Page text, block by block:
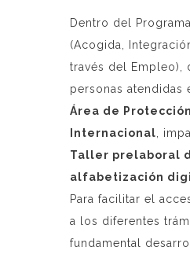
Dentro del Programa
(Acogida,
través del Empleo),
personas atendidas
Área de Protección
Internacional ,
Taller prelaboral
alfabetización
Para facilitar el
a los diferentes
fundamental